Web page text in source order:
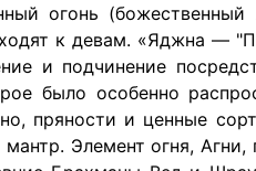
огонь (божественный
к девам. «Яджна —
и подчинение
было особенно
пряности и ценные
Элемент огня, Агни,